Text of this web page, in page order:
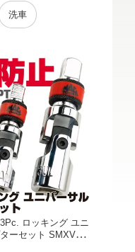
洗車
ロッキング ユニ
ーセット SMXVUL